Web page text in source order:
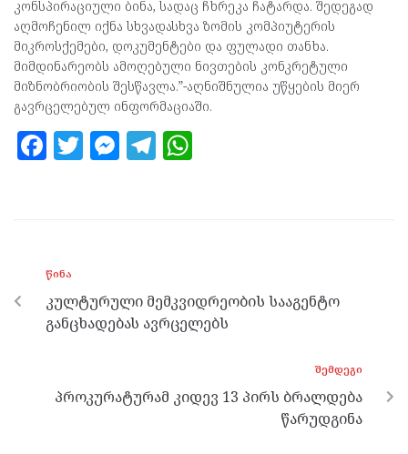
კონსპირაციული ბინა, სადაც ჩხრეკა ჩატარდა. შედეგად
აღმოჩენილ იქნა სხვადასხვა ზომის კომპიუტერის
მიკროსქემები, დოკუმენტები და ფულადი თანხა.
მიმდინარეობს ამოღებული ნივთების კონკრეტული
მიზნობრიობის შესწავლა.”-აღნიშნულია უწყების მიერ
გავრცელებულ ინფორმაციაში.
F
o
o
k
T M
er
T
m p
p
ᲬᲘᲜᲐ
კულტურული მემკვიდრეობის სააგენტო
განცხადებას ავრცელებს
ᲨᲔᲛᲓᲔᲒᲘ
პროკურატურამ კიდევ 13 პირს ბრალდება
წარუდგინა